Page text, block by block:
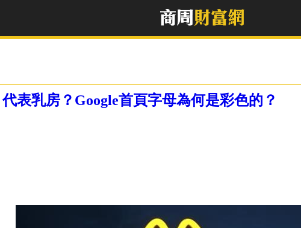
表乳房？Google首頁字母為何是彩色的？